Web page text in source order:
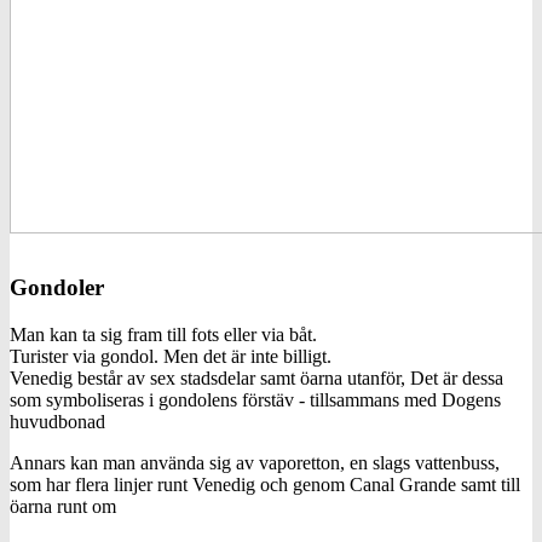
Gondoler
Man kan ta sig fram till fots eller via båt.
Turister via gondol. Men det är inte billigt.
Venedig består av sex stadsdelar samt öarna utanför, Det är dessa
som symboliseras i gondolens förstäv - tillsammans med Dogens
huvudbonad
Annars kan man använda sig av vaporetton, en slags vattenbuss,
som har flera linjer runt Venedig och genom Canal Grande samt till
öarna runt om